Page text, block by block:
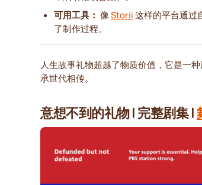
可用工具： 像 Storii 这样的平台通过
了制作过程。
人生故事礼物超越了物质价值，它是一
承世代相传。
意想不到的礼物 | 完整剧集 |